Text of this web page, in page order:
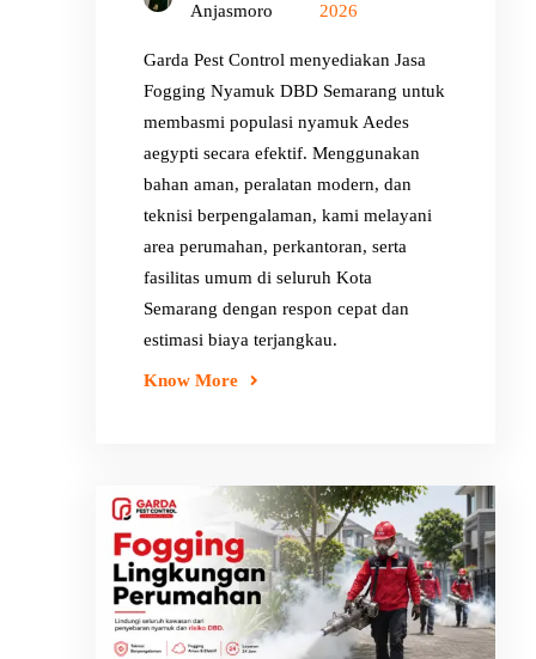
Anjasmoro
2026
Garda Pest Control menyediakan Jasa
Fogging Nyamuk DBD Semarang untuk
membasmi populasi nyamuk Aedes
aegypti secara efektif. Menggunakan
bahan aman, peralatan modern, dan
teknisi berpengalaman, kami melayani
area perumahan, perkantoran, serta
fasilitas umum di seluruh Kota
Semarang dengan respon cepat dan
estimasi biaya terjangkau.
Know More